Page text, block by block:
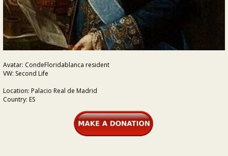
Avatar: CondeFloridablanca resident
VW: Second Life
Location: Palacio Real de Madrid
Country: ES